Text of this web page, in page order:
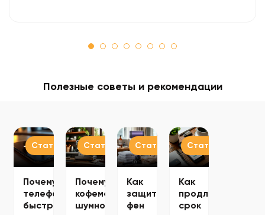
Полезные советы и рекомендации
Статьи
Почему
телефон
быстро
Статьи
Почему
кофемашина
шумно
Статьи
Как
защитить
фен
Статьи
Как
продлить
срок